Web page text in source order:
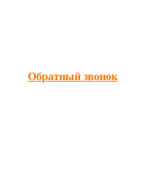
Обратный звонок